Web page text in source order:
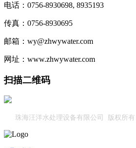
电话：0756-8930698, 8935193
传真：0756-8930695
邮箱：wy@zhwywater.com
网址：www.zhwywater.com
扫描二维码
珠海汪洋水处理设备有限公司 版权所有